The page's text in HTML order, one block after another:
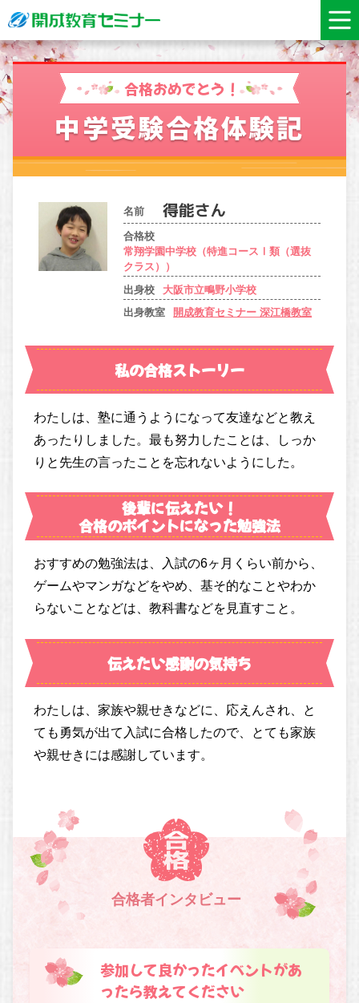
合格おめでとう！
中学受験合格体験記
名前
合格校
常翔学園中学校（特進コースⅠ類（選抜
クラス））
出身校
大阪市立鴫野小学校
出身教室
開成教育セミナー 深江橋教室
私の合格ストーリー
わたしは、塾に通うようになって友達などと教え
あったりしました。最も努力したことは、しっか
りと先生の言ったことを忘れないようにした。
後輩に伝えたい！
合格のポイントになった勉強法
おすすめの勉強法は、入試の6ヶ月くらい前から、
ゲームやマンガなどをやめ、基そ的なことやわか
らないことなどは、教科書などを見直すこと。
伝えたい感謝の気持ち
わたしは、家族や親せきなどに、応えんされ、と
ても勇気が出て入試に合格したので、とても家族
や親せきには感謝しています。
合格者インタビュー
参加して良かったイベントがあ
ったら教えてください